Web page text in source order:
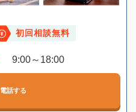
初回相談無料
9:00～18:00
電話する